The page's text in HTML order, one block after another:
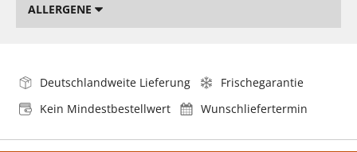
ALLERGENE
Deutschlandweite Lieferung
Frischegarantie
Kein Mindestbestellwert
Wunschliefertermin